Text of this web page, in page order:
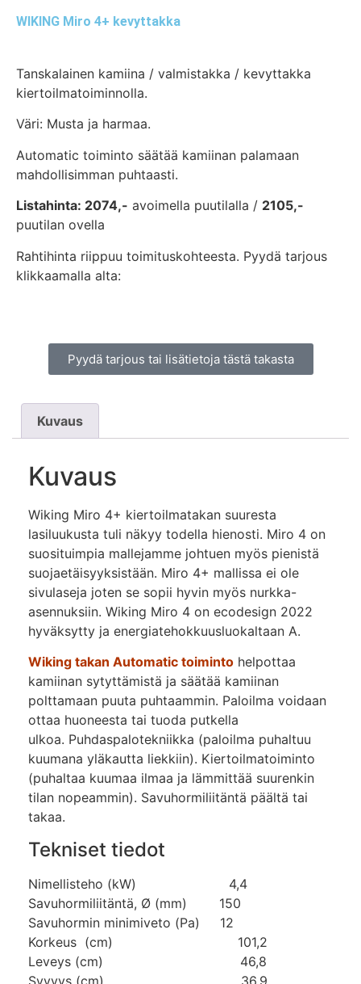
WIKING Miro 4+ kevyttakka
Tanskalainen kamiina / valmistakka / kevyttakka
kiertoilmatoiminnolla.
Väri: Musta ja harmaa.
Automatic toiminto säätää kamiinan palamaan
mahdollisimman puhtaasti.
Listahinta: 2074,- avoimella puutilalla / 2105,-
puutilan ovella
Rahtihinta riippuu toimituskohteesta. Pyydä tarjous
klikkaamalla alta:
Pyydä tarjous tai lisätietoja tästä takasta
Kuvaus
Kuvaus
Wiking Miro 4+ kiertoilmatakan suuresta
lasiluukusta tuli näkyy todella hienosti. Miro 4 on
suosituimpia mallejamme johtuen myös pienistä
suojaetäisyyksistään. Miro 4+ mallissa ei ole
sivulaseja joten se sopii hyvin myös nurkka-
asennuksiin. Wiking Miro 4 on ecodesign 2022
hyväksytty ja energiatehokkuusluokaltaan A.
Wiking takan Automatic toiminto helpottaa
kamiinan sytyttämistä ja säätää kamiinan
polttamaan puuta puhtaammin. Paloilma voidaan
ottaa huoneesta tai tuoda putkella
ulkoa. Puhdaspalotekniikka (paloilma puhaltuu
kuumana yläkautta liekkiin). Kiertoilmatoiminto
(puhaltaa kuumaa ilmaa ja lämmittää suurenkin
tilan nopeammin). Savuhormiliitäntä päältä tai
takaa.
Tekniset tiedot
Nimellisteho (kW) 4,4
Savuhormiliitäntä, Ø (mm) 150
Savuhormin minimiveto (Pa) 12
Korkeus (cm) 101,2
Leveys (cm) 46,8
Syvyys (cm) 36,9